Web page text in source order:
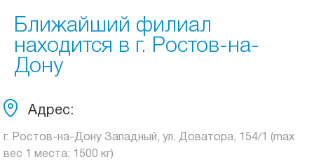
Ближайший филиал
находится в г. Ростов-на-
Дону
Адрес:
г. Ростов-на-Дону Западный, ул. Доватора, 154/1 (max
вес 1 места: 1500 кг)